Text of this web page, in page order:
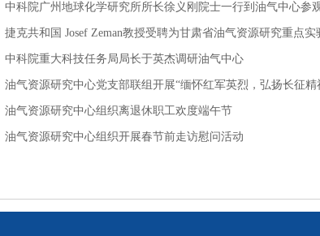
中科院广州地球化学研究所所长徐义刚院士一行到油气中心参
捷克共和国 Josef Zeman教授受聘为甘肃省油气资源研究重点
中科院重大科技任务局局长于英杰调研油气中心
油气资源研究中心党支部联组开展“缅怀红军英烈，弘扬长征精
油气资源研究中心组织离退休职工欢度端午节
油气资源研究中心组织开展春节前走访慰问活动